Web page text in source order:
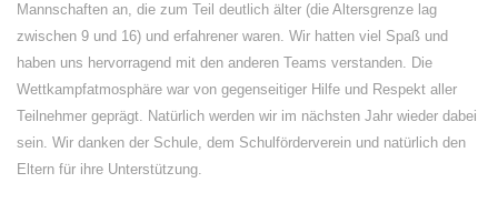
Mannschaften an, die zum Teil deutlich älter (die Altersgrenze lag
zwischen 9 und 16) und erfahrener waren. Wir hatten viel Spaß und
haben uns hervorragend mit den anderen Teams verstanden. Die
Wettkampfatmosphäre war von gegenseitiger Hilfe und Respekt aller
Teilnehmer geprägt. Natürlich werden wir im nächsten Jahr wieder dabei
sein. Wir danken der Schule, dem Schulförderverein und natürlich den
Eltern für ihre Unterstützung.